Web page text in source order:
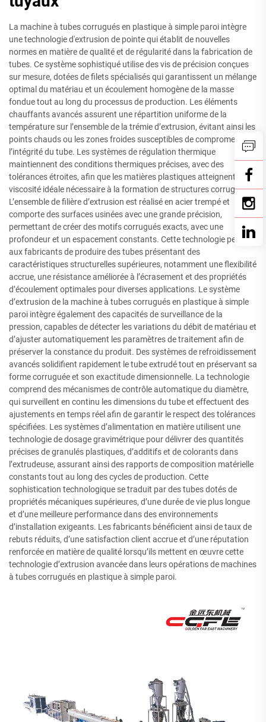
La machine à tubes corrugués en plastique à simple paroi intègre
une technologie d'extrusion de pointe qui établit de nouvelles
normes en matière de qualité et de régularité dans la fabrication de
tubes. Ce système sophistiqué utilise des vis de précision conçues
sur mesure, dotées de filets spécialisés qui garantissent un mélange
optimal du matériau et un écoulement homogène de la masse
fondue tout au long du processus de production. Les éléments
chauffants avancés assurent une répartition uniforme de la
température sur l’ensemble de la trémie d’extrusion, évitant ainsi les
points chauds ou les zones froides susceptibles de compromettre
l’intégrité du tube. Les systèmes de régulation thermique
maintiennent des conditions thermiques précises, avec des
tolérances étroites, afin que les matières plastiques atteignent la
viscosité idéale nécessaire à la formation de structures corruguées.
L’ensemble de filière d’extrusion est réalisé en acier trempé et
comporte des surfaces usinées avec une grande précision,
permettant de créer des motifs corrugués exacts, avec une
profondeur et un espacement constants. Cette technologie permet
aux fabricants de produire des tubes présentant des
caractéristiques structurelles supérieures, notamment une flexibilité
accrue, une résistance améliorée à l’écrasement et des propriétés
d’écoulement optimales pour diverses applications. Le système
d’extrusion de la machine à tubes corrugués en plastique à simple
paroi intègre également des capacités de surveillance de la
pression, capables de détecter les variations du débit de matériau et
d’ajuster automatiquement les paramètres de traitement afin de
préserver la constance du produit. Des systèmes de refroidissement
avancés solidifient rapidement le tube extrudé tout en préservant sa
forme corruguée et son exactitude dimensionnelle. La technologie
comprend des mécanismes de contrôle automatique du diamètre,
qui surveillent en continu les dimensions du tube et effectuent des
ajustements en temps réel afin de garantir le respect des tolérances
spécifiées. Les systèmes d’alimentation en matière utilisent une
technologie de dosage gravimétrique pour délivrer des quantités
précises de granulés plastiques, d’additifs et de colorants dans
l’extrudeuse, assurant ainsi des rapports de composition matérielle
constants tout au long des cycles de production. Cette
sophistication technologique se traduit par des tubes dotés de
propriétés mécaniques supérieures, d’une durée de vie plus longue
et d’une meilleure performance dans des environnements
d’installation exigeants. Les fabricants bénéficient ainsi de taux de
rebuts réduits, d’une satisfaction client accrue et d’une réputation
renforcée en matière de qualité lorsqu’ils mettent en œuvre cette
technologie d’extrusion avancée dans leurs opérations de machines
à tubes corrugués en plastique à simple paroi.